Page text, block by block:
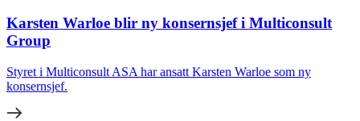
Karsten Warloe blir ny konsernsjef i Multiconsult
Group
Styret i Multiconsult ASA har ansatt Karsten Warloe som ny
konsernsjef.